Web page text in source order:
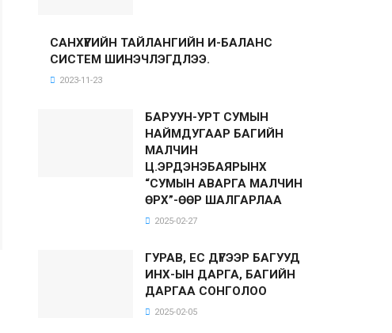
САНХҮҮГИЙН ТАЙЛАНГИЙН И-БАЛАНС
СИСТЕМ ШИНЭЧЛЭГДЛЭЭ.
2023-11-23
БАРУУН-УРТ СУМЫН
НАЙМДУГААР БАГИЙН
МАЛЧИН
Ц.ЭРДЭНЭБАЯРЫНХ
“СУМЫН АВАРГА МАЛЧИН
ӨРХ”-ӨӨР ШАЛГАРЛАА
2025-02-27
ГУРАВ, ЕС ДҮГЭЭР БАГУУД
ИНХ-ЫН ДАРГА, БАГИЙН
ДАРГАА СОНГОЛОО
2025-02-05